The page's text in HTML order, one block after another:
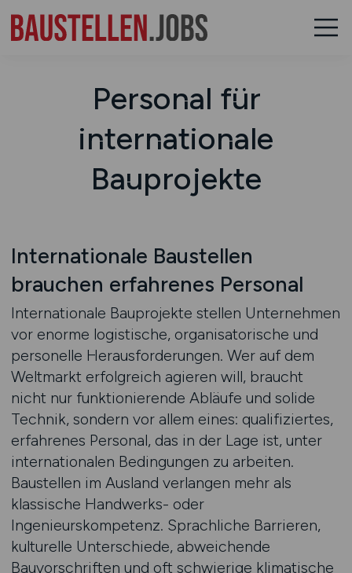
Personal für
internationale
Bauprojekte
Internationale Baustellen
brauchen erfahrenes Personal
Internationale Bauprojekte stellen Unternehmen
vor enorme logistische, organisatorische und
personelle Herausforderungen. Wer auf dem
Weltmarkt erfolgreich agieren will, braucht
nicht nur funktionierende Abläufe und solide
Technik, sondern vor allem eines: qualifiziertes,
erfahrenes Personal, das in der Lage ist, unter
internationalen Bedingungen zu arbeiten.
Baustellen im Ausland verlangen mehr als
klassische Handwerks- oder
Ingenieurskompetenz. Sprachliche Barrieren,
kulturelle Unterschiede, abweichende
Bauvorschriften und oft schwierige klimatische